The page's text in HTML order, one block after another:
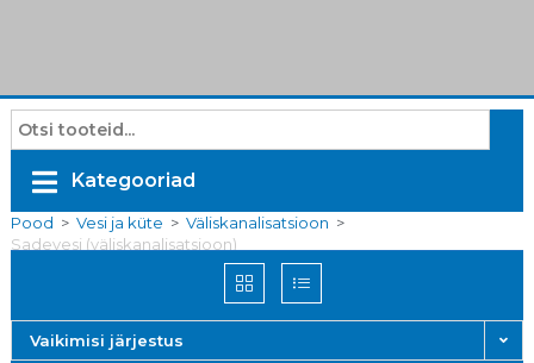
Kategooriad
Pood > Vesi ja küte > Väliskanalisatsioon >
Sadevesi (väliskanalisatsioon)
Vaikimisi järjestus